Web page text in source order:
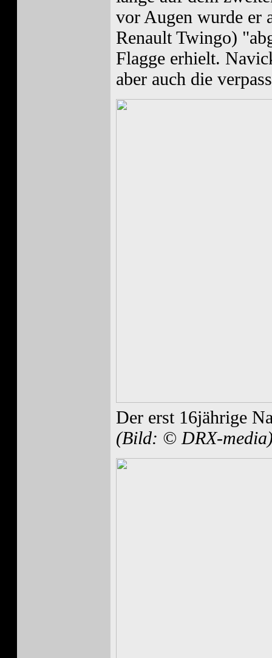
vor Augen wurde er
Renault Twingo)
Flagge erhielt.
aber auch die
Der erst 16jährige
(Bild: © DRX-